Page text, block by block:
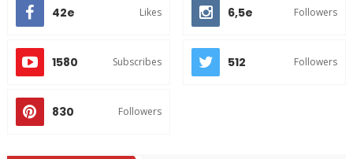
42e Likes 6,5e Followers
1580 Subscribes 512 Followers
830 Followers